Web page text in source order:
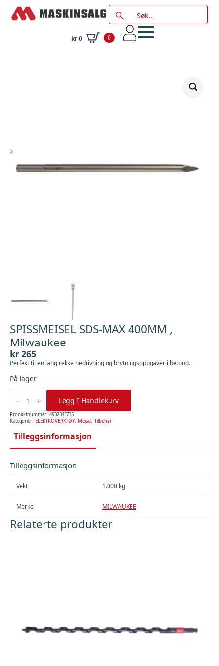
Search
for:
kr0 0
SPISSMEISEL SDS-MAX 400MM ,
Milwaukee
kr 265
Perfekt til en lang rekke nedrivning og brytningsoppgaver i betong.
På lager
SPISSMEISEL
MAX
400MM
,
Milwaukee
Legg I Handlekurv
Produktnummer: 4932343735
Kategorier: ELEKTROVERKTØY, Meisel, Tilbehør
Tilleggsinformasjon
Tilleggsinformasjon
Vekt 1.000 kg
Merke MILWAUKEE
Relaterte produkter